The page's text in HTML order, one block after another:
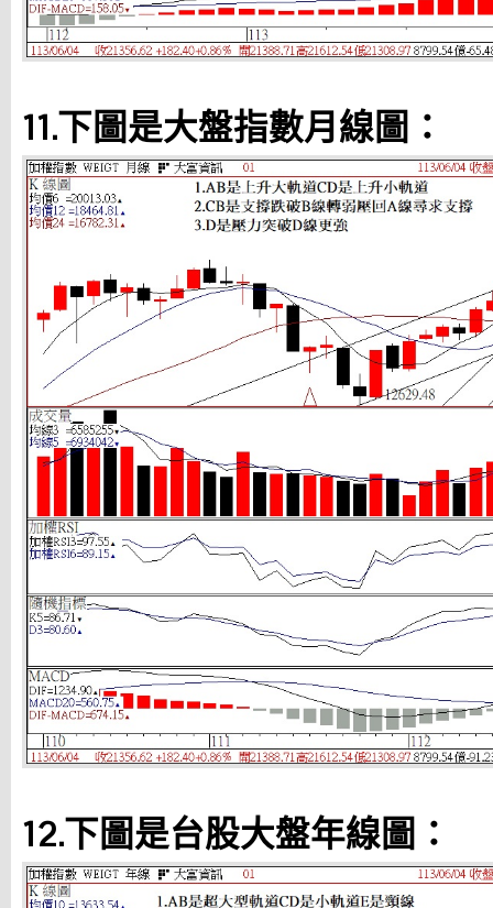
11.下圖是大盤指數月線圖：
12.下圖是台股大盤年線圖：